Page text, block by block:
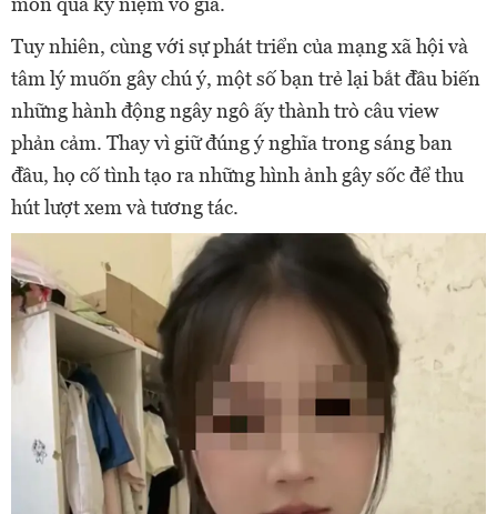
Tuy nhiên, cùng với sự phát triển của mạng xã hội và
tâm lý muốn gây chú ý, một số bạn trẻ lại bắt đầu biến
những hành động ngây ngô ấy thành trò câu view
phản cảm. Thay vì giữ đúng ý nghĩa trong sáng ban
đầu, họ cố tình tạo ra những hình ảnh gây sốc để thu
hút lượt xem và tương tác.